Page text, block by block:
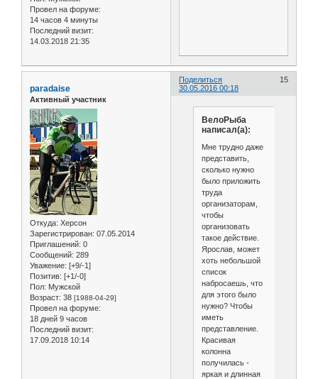
Провел на форуме:
14 часов 4 минуты
Последний визит:
14.03.2018 21:35
Поделиться
15
30.05.2016 00:18
paradaise
Активный участник
Откуда: Херсон
Зарегистрирован: 07.05.2014
Приглашений: 0
Сообщений: 289
Уважение: [+9/-1]
Позитив: [+1/-0]
Пол: Мужской
Возраст: 38 [1988-04-29]
Провел на форуме:
18 дней 9 часов
Последний визит:
17.09.2018 10:14
ВелоРыба
написал(а):
Мне трудно даже
представить,
сколько нужно
было приложить
труда
организаторам,
чтобы
организовать
такое действие.
Ярослав, может
хоть небольшой
список
набросаешь, что
для этого было
нужно? Чтобы
иметь
представление.
Красивая
колонна
получилась -
яркая и длинная